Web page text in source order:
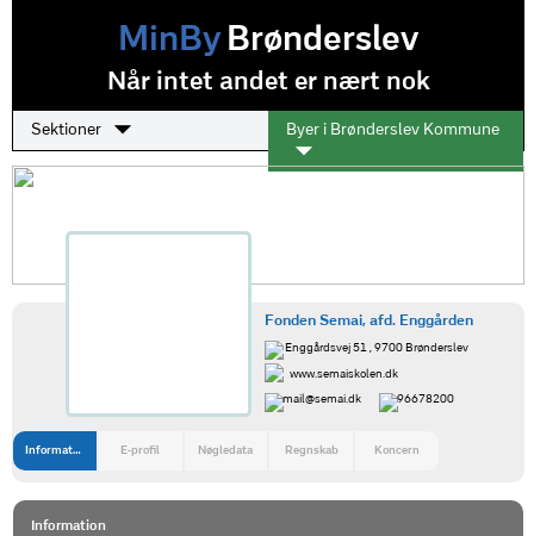
MinByBrønderslev
Når intet andet er nært nok
Sektioner Byer i Brønderslev Kommune
Fonden Semai, afd. Enggården
Enggårdsvej 51 , 9700 Brønderslev
www.semaiskolen.dk
mail@semai.dk
96678200
Information E-profil Nøgledata Regnskab Koncern
Information